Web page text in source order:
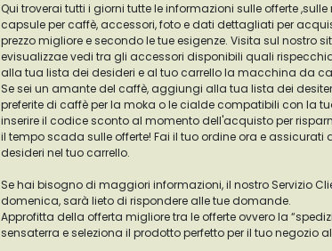
Qui troverai tutti i giorni tutte le informazioni sulle offerte
capsule per caffè, accessori, foto e dati dettagliati per
prezzo migliore e secondo le tue esigenze. Visita sul nostro
evisualizzae vedi tra gli accessori disponibili quali
alla tua lista dei desideri e al tuo carrello la macchina da
Se sei un amante del caffè, aggiungi alla tua lista dei
preferite di caffè per la moka o le cialde compatibili con la
inserire il codice sconto al momento dell'acquisto per
il tempo scada sulle offerte! Fai il tuo ordine ora e assicurati
desideri nel tuo carrello.
Se hai bisogno di maggiori informazioni, il nostro Servizio
domenica, sarà lieto di rispondere alle tue domande.
Approfitta della offerta migliore tra le offerte ovvero la
sensaterra e seleziona il prodotto perfetto per il tuo negozio